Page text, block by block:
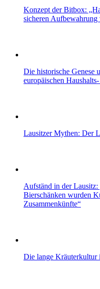
Konzept der Bitbox:
sicheren
Die historische Genese
europäischen
Lausitzer Mythen: Der
Aufständ in der
Bierschänken wurden
Zusammenkünfte“
Die lange Kräuterkultur